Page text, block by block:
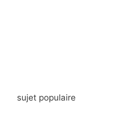
sujet populaire